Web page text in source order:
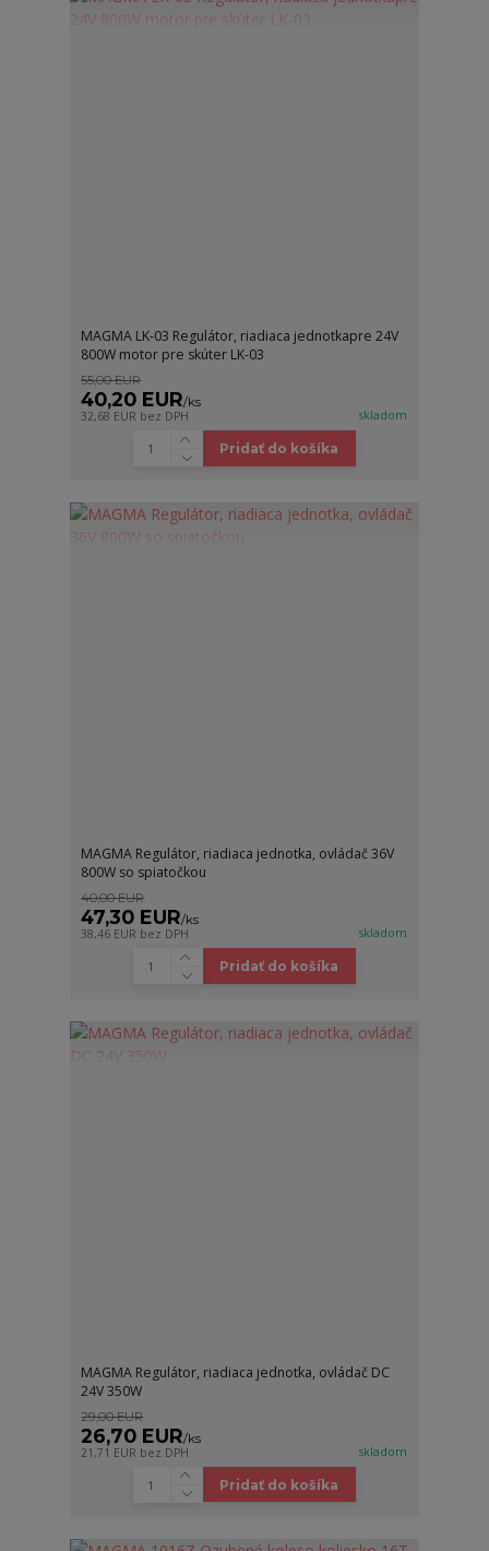
MAGMA LK-03 Regulátor, riadiaca jednotkapre 24V
800W motor pre skúter LK-03
55,00 EUR
40,20 EUR/ks
32,68 EUR bez DPH skladom
Pridať do košíka
MAGMA Regulátor, riadiaca jednotka, ovládač 36V
800W so spiatočkou
40,00 EUR
47,30 EUR/ks
38,46 EUR bez DPH skladom
Pridať do košíka
MAGMA Regulátor, riadiaca jednotka, ovládač DC
24V 350W
29,00 EUR
26,70 EUR/ks
21,71 EUR bez DPH skladom
Pridať do košíka